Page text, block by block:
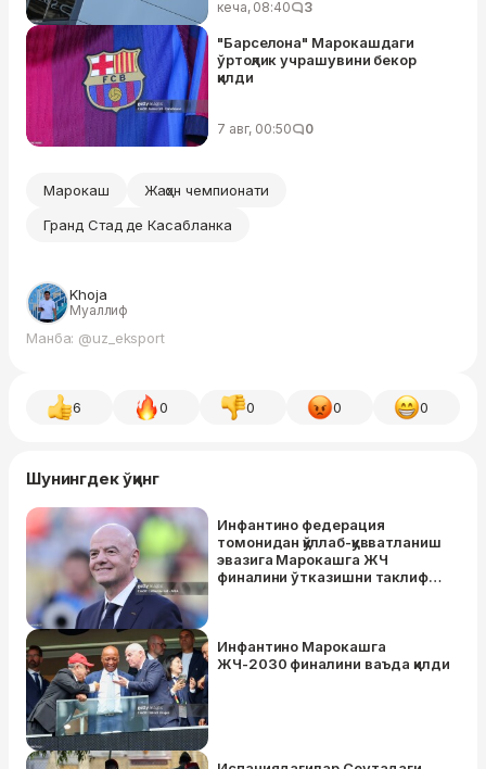
кеча, 08:40 3
"Барселона" Марокашдаги
ўртоқлик учрашувини бекор
қилди
7 авг, 00:50 0
Марокаш
Жаҳон чемпионати
Гранд Стад де Касабланка
Khoja
Муаллиф
Манба: @uz_eksport
6 0 0 0 0
Шунингдек ўқинг
Инфантино федерация
томонидан қўллаб-қувватланиш
эвазига Марокашга ЖЧ
финалини ўтказишни таклиф
Инфантино Марокашга
ЖЧ-2030 финалини ваъда қилди